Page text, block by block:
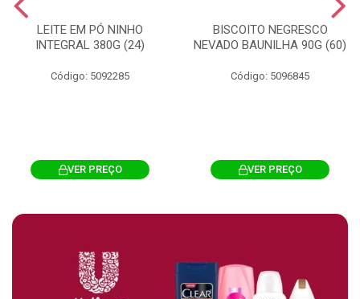
LEITE EM PÓ NINHO
INTEGRAL 380G (24)
Código: 5092285
VER PREÇO
BISCOITO NEGRESCO
NEVADO BAUNILHA 90G (60)
Código: 5096845
VER PREÇO